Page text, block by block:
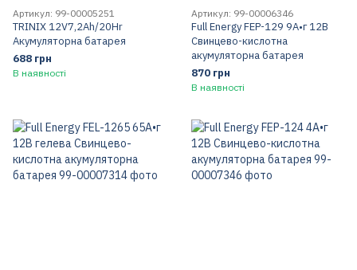
Артикул: 99-00005251
TRINIX 12V7,2Ah/20Hr
Акумуляторна батарея
688 грн
В наявності
Артикул: 99-00006346
Full Energy FEP-129 9А•г 12В
Свинцево-кислотна
акумуляторна батарея
870 грн
В наявності